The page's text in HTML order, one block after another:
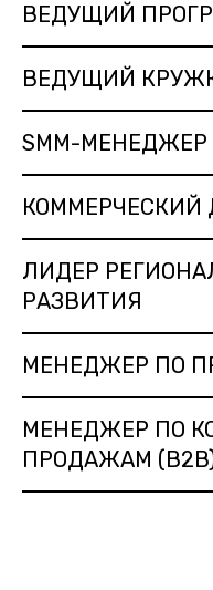
ВЕДУЩИЙ
ВЕДУЩИЙ
SMM-МЕНЕДЖЕР
КОММЕРЧЕСКИЙ
ЛИДЕР
РАЗВИТИЯ
МЕНЕДЖЕР ПО
МЕНЕДЖЕР ПО
ПРОДАЖАМ